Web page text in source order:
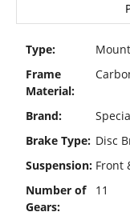
Type:
Frame
Material:
Brand:
Brake Type: Disc
Suspension: Front
Number of
Gears:
11